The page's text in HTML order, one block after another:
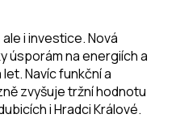
i investice. Nová
úsporám na energiích a
Navíc funkční a
zvyšuje tržní hodnotu
i Hradci Králové.